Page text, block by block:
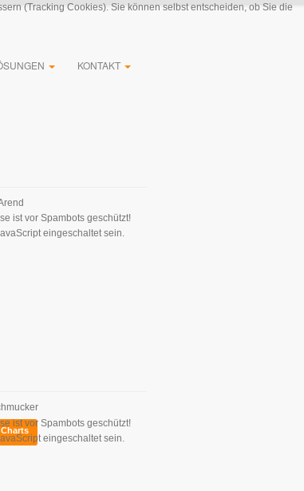
KONTAKT
ist vor Spambots geschützt!
eingeschaltet sein.
ist vor Spambots geschützt!
eingeschaltet sein.
(Tracking Cookies). Sie können selbst entscheiden, ob Sie die